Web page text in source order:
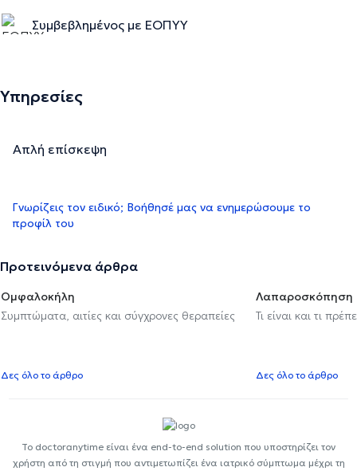
Συμβεβλημένος με ΕΟΠΥΥ
Υπηρεσίες
Απλή επίσκεψη
Γνωρίζεις τον ειδικό; Βοήθησέ μας να ενημερώσουμε το
προφίλ του
Προτεινόμενα άρθρα
Ομφαλοκήλη
Συμπτώματα, αιτίες και σύγχρονες θεραπείες
Δες όλο το άρθρο
Λαπαροσκόπηση
Τι είναι και τι
Δες όλο το άρθρο
Το doctoranytime είναι ένα end-to-end solution που υποστηρίζει τον
χρήστη από τη στιγμή που αντιμετωπίζει ένα ιατρικό σύμπτωμα μέχρι τη